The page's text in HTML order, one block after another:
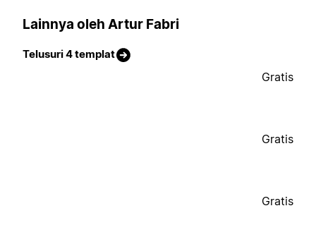
Lainnya oleh Artur Fabri
Telusuri 4 templat
Gratis
Gratis
Gratis